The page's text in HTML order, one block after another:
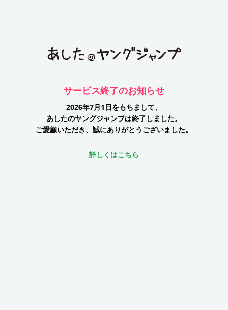
サービス終了のお知らせ
2026年7月1日をもちまして、
あしたのヤングジャンプは終了しました。
ご愛顧いただき、誠にありがとうございました。
詳しくはこちら